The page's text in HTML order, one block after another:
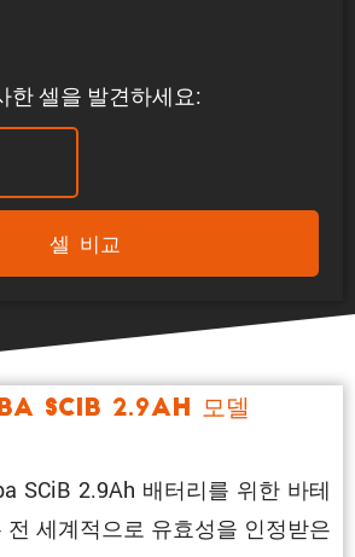
한 셀을 발견하세요:
셀 비교
SCiB 2.9Ah 모델
SCiB 2.9Ah 배터리를 위한 바테
전 세계적으로 유효성을 인정받은